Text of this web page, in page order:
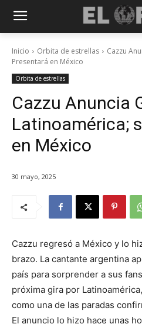
Inicio Orbita de estrellas
Cazzu
Presentará en México
Orbita de estrellas
Cazzu Anuncia
Latinoamérica;
en México
30 mayo, 2025
Cazzu regresó a México y lo
brazo. La cantante argentina
país para sorprender a sus
próxima gira por
como una de las paradas
El anuncio lo hizo hace unas